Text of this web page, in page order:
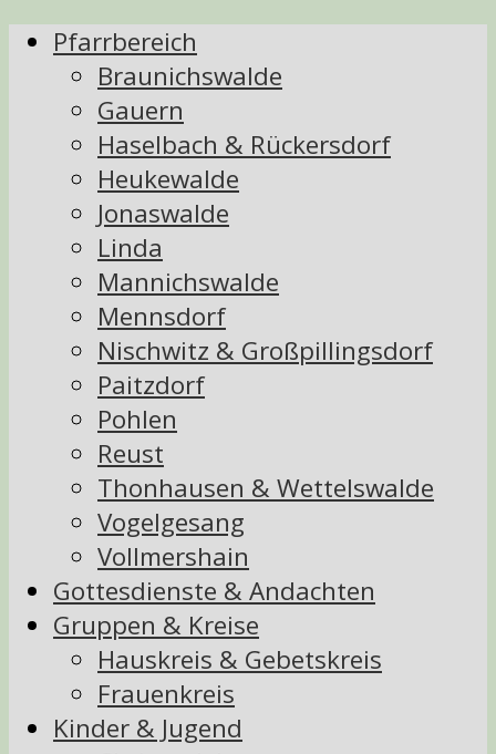
Pfarrbereich
Braunichswalde
Gauern
Haselbach & Rückersdorf
Heukewalde
Jonaswalde
Linda
Mannichswalde
Mennsdorf
Nischwitz & Großpillingsdorf
Paitzdorf
Pohlen
Reust
Thonhausen & Wettelswalde
Vogelgesang
Vollmershain
Gottesdienste & Andachten
Gruppen & Kreise
Hauskreis & Gebetskreis
Frauenkreis
Kinder & Jugend